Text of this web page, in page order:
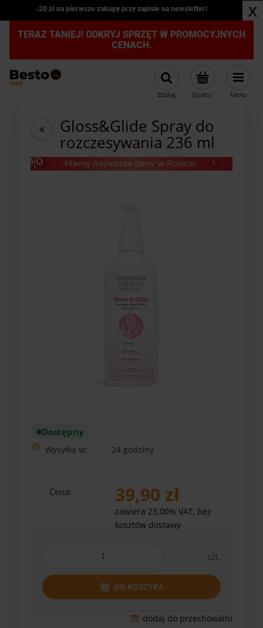
-20 zł na pierwsze zakupy przy zapisie na newsletter! x
TERAZ TANIEJ! ODKRYJ SPRZĘT W PROMOCYJNYCH
CENACH.
(pusty)
Szukaj Menu
Gloss&Glide Spray do
rozczesywania 236 ml
Dostępny
Wysyłka w: 24 godziny
Cena: 39,90 zł
zawiera 23.00% VAT, bez
kosztów dostawy
szt.
DO KOSZYKA
dodaj do przechowalni